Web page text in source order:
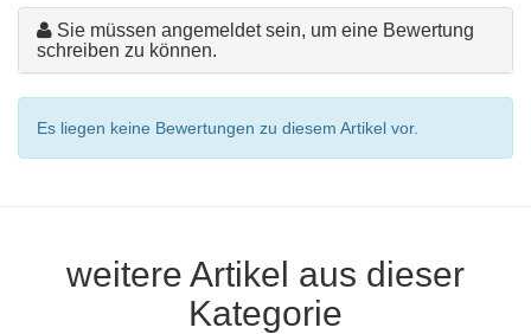
Sie müssen angemeldet sein, um eine Bewertung
schreiben zu können.
Es liegen keine Bewertungen zu diesem Artikel vor.
weitere Artikel aus dieser
Kategorie